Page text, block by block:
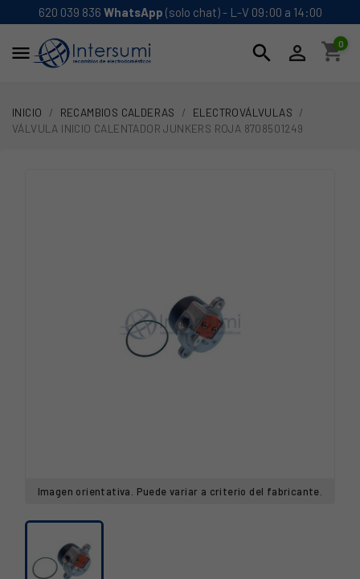
620 039 836 WhatsApp (solo chat) - L-V 09:00 a 14:00
 search  shopping_cart
0
INICIO RECAMBIOS CALDERAS
ELECTROVÁLVULAS
VÁLVULA INICIO CALENTADOR JUNKERS ROJA 8708501249
Imagen orientativa. Puede variar a criterio del fabricante.